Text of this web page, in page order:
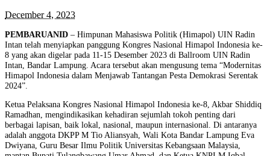
December 4, 2023
PEMBARUANID – Himpunan Mahasiswa Politik (Himapol) UIN Radin
Intan telah menyiapkan panggung Kongres Nasional Himapol Indonesia ke-
8 yang akan digelar pada 11-15 Desember 2023 di Ballroom UIN Radin
Intan, Bandar Lampung. Acara tersebut akan mengusung tema “Modernitas
Himapol Indonesia dalam Menjawab Tantangan Pesta Demokrasi Serentak
2024”.
Ketua Pelaksana Kongres Nasional Himapol Indonesia ke-8, Akbar Shiddiq
Ramadhan, mengindikasikan kehadiran sejumlah tokoh penting dari
berbagai lapisan, baik lokal, nasional, maupun internasional. Di antaranya
adalah anggota DKPP M Tio Aliansyah, Wali Kota Bandar Lampung Eva
Dwiyana, Guru Besar Ilmu Politik Universitas Kebangsaan Malaysia,